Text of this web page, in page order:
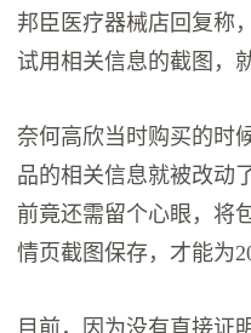
邦臣医疗器械店回复称
试用相关信息的截图，
奈何高欣当时购买的时
品的相关信息就被改动
前竟还需留个心眼，将
情页截图保存，才能为